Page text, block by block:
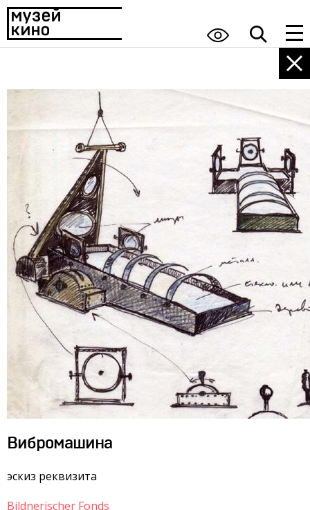
Вибромашина
эскиз реквизита
Bildnerischer Fonds